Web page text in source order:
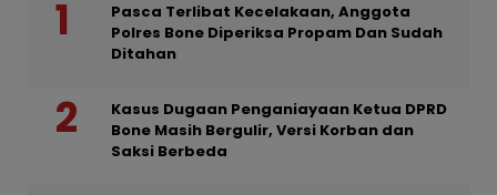
Pasca Terlibat Kecelakaan, Anggota
Polres Bone Diperiksa Propam Dan Sudah
Ditahan
Kasus Dugaan Penganiayaan Ketua DPRD
Bone Masih Bergulir, Versi Korban dan
Saksi Berbeda